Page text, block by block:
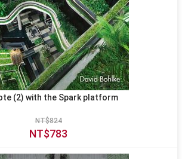
(2) with the Spark platform
NT$824
NT$783